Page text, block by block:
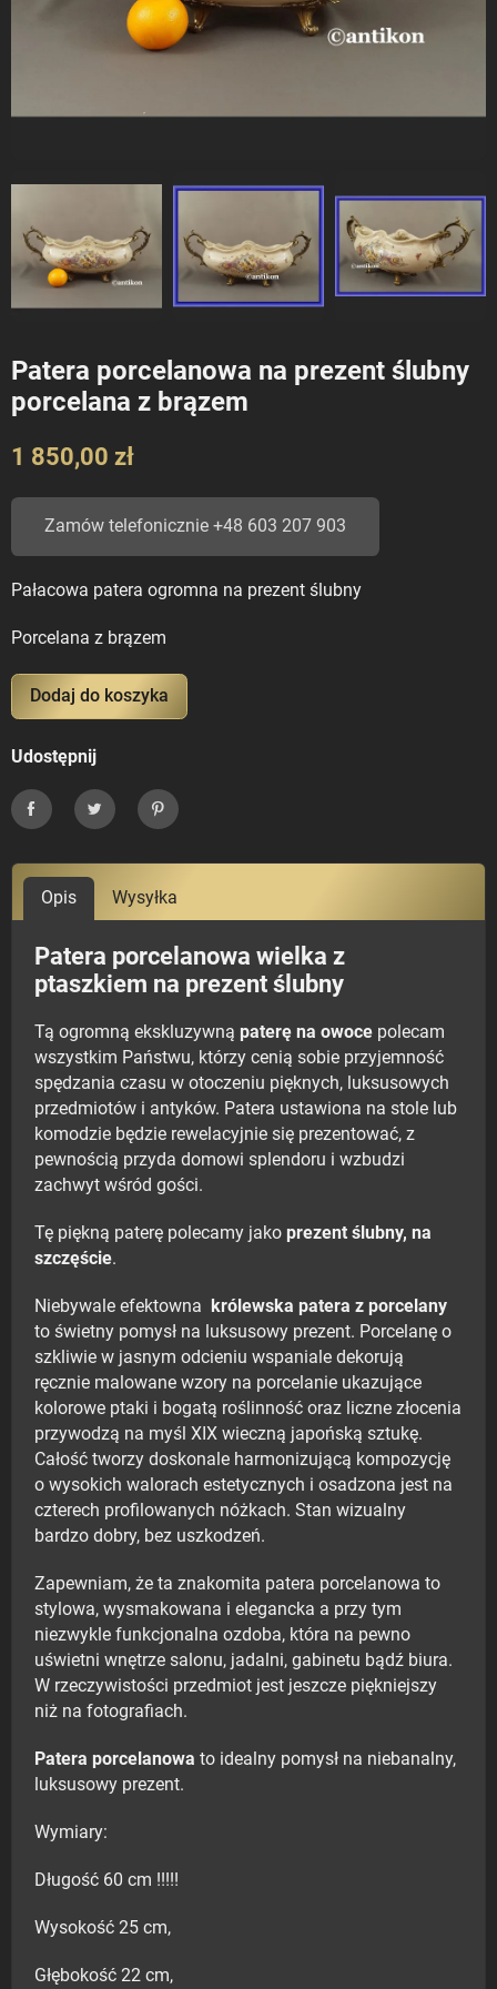
Patera porcelanowa na prezent ślubny
porcelana z brązem
1 850,00 zł
Zamów telefonicznie +48 603 207 903
Pałacowa patera ogromna na prezent ślubny
Porcelana z brązem
Dodaj do koszyka
Udostępnij
UdostępnijTweetujPinterest
Opis Wysyłka
Patera porcelanowa wielka z
ptaszkiem na prezent ślubny
Tą ogromną ekskluzywną paterę na owoce polecam
wszystkim Państwu, którzy cenią sobie przyjemność
spędzania czasu w otoczeniu pięknych, luksusowych
przedmiotów i antyków. Patera ustawiona na stole lub
komodzie będzie rewelacyjnie się prezentować, z
pewnością przyda domowi splendoru i wzbudzi
zachwyt wśród gości.
Tę piękną paterę polecamy jako prezent ślubny, na
szczęście.
Niebywale efektowna
królewska patera z porcelany
to świetny pomysł na luksusowy prezent. Porcelanę o
szkliwie w jasnym odcieniu wspaniale dekorują
ręcznie malowane wzory na porcelanie ukazujące
kolorowe ptaki i bogatą roślinność oraz liczne złocenia
przywodzą na myśl XIX wieczną japońską sztukę.
Całość tworzy doskonale harmonizującą kompozycję
o wysokich walorach estetycznych i osadzona jest na
czterech profilowanych nóżkach. Stan wizualny
bardzo dobry, bez uszkodzeń.
Zapewniam, że ta znakomita patera porcelanowa to
stylowa, wysmakowana i elegancka a przy tym
niezwykle funkcjonalna ozdoba, która na pewno
uświetni wnętrze salonu, jadalni, gabinetu bądź biura.
W rzeczywistości przedmiot jest jeszcze piękniejszy
niż na fotografiach.
Patera porcelanowa to idealny pomysł na niebanalny,
luksusowy prezent.
Wymiary:
Długość 60 cm !!!!!
Wysokość 25 cm,
Głębokość 22 cm,